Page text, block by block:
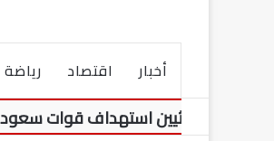
أخبار اقتصاد رياضة
الحوثيين استهداف قوات سعودية